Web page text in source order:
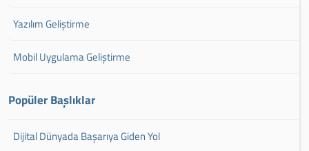
Yazılım Geliştirme
Mobil Uygulama Geliştirme
Popüler Başlıklar
Dijital Dünyada Başarıya Giden Yol